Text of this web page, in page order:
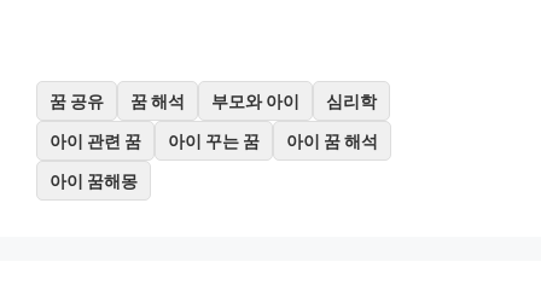
꿈 공유 꿈 해석 부모와 아이
심리학
아이 관련 꿈
아이 꾸는 꿈
아이 꿈 해석
아이 꿈해몽